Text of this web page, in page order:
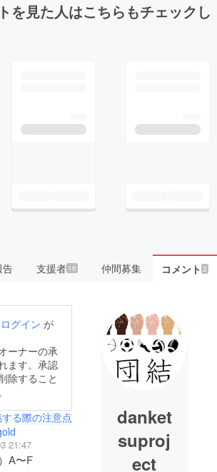
を見た人はこちらもチェックし
告 支援者 16 仲間募集 コメント2
ログイン が
ーナーの承
ます。承認
除すること
る際の注意点
21:47
A〜F
danket
suproj
ect